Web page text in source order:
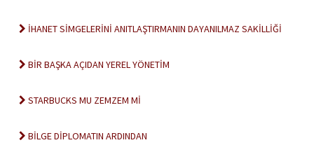
İHANET SİMGELERİNİ ANITLAŞTIRMANIN DAYANILMAZ SAKİLLİĞİ
BİR BAŞKA AÇIDAN YEREL YÖNETİM
STARBUCKS MU ZEMZEM Mİ
BİLGE DİPLOMATIN ARDINDAN